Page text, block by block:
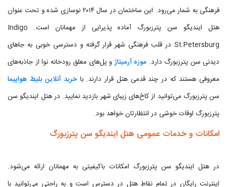
فرهنگی به شمار می‌رود. این ساختمان در سال ۲۰۱۴ نوسازی شده و تحت عنوان
هتل ایندیگو سن پترزبورگ آماده پذیرایی از مهمانان است. Indigo
St.Petersburg در قلب فرهنگی شهر قرار گرفته و دسترسی خوبی به جاهای
دیدنی سن پترزبورگ دارد. موزه آرمیتاژ و پل‌های معلق رودخانه نوا از جاذبه‌های
معروفی هستند که در چند قدمی هتل قرار دارند. با خرید آنلاین بلیط هواپیما
سن پترزبورگ می‌توانید از کاخ‌های زیبای شهر بازدید نمایید. در هتل ایندیگو سن
پترزبورگ اوقات خوشی در انتظارتان خواهد بود.
امکانات و خدمات عمومی هتل ایندیگو سن پترزبورگ
در هتل ایندیگو سن پترزبورگ امکانات باکیفیتی به مهمانان ارائه می‌شود.
اینترنت رایگان در تمام نقاط هتل در دسترس است و به راحتی می‌توانید با